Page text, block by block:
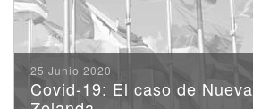
25 Junio 2020
Covid-19: El caso de Nueva